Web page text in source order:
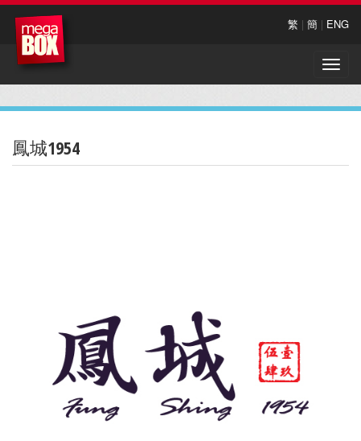
繁 | 簡 | ENG
Toggle
鳳城1954